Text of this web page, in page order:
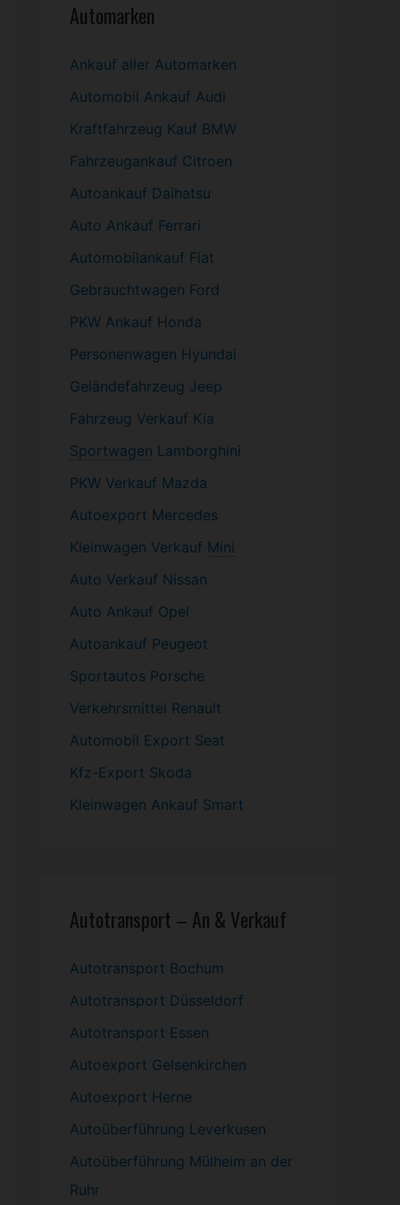
Automarken
Ankauf aller Automarken
Automobil Ankauf Audi
Kraftfahrzeug Kauf BMW
Fahrzeugankauf Citroen
Autoankauf Daihatsu
Auto Ankauf Ferrari
Automobilankauf Fiat
Gebrauchtwagen Ford
PKW Ankauf Honda
Personenwagen Hyundai
Geländefahrzeug Jeep
Fahrzeug Verkauf Kia
Sportwagen Lamborghini
PKW Verkauf Mazda
Autoexport Mercedes
Kleinwagen Verkauf Mini
Auto Verkauf Nissan
Auto Ankauf Opel
Autoankauf Peugeot
Sportautos Porsche
Verkehrsmittel Renault
Automobil Export Seat
Kfz-Export Skoda
Kleinwagen Ankauf Smart
Autotransport – An & Verkauf
Autotransport Bochum
Autotransport Düsseldorf
Autotransport Essen
Autoexport Gelsenkirchen
Autoexport Herne
Autoüberführung Leverkusen
Autoüberführung Mülheim an der
Ruhr